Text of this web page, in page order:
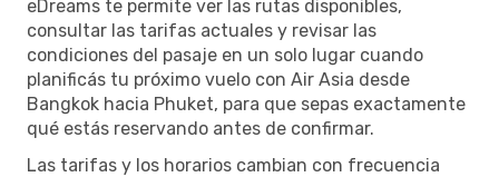
eDreams te permite ver las rutas disponibles,
consultar las tarifas actuales y revisar las
condiciones del pasaje en un solo lugar cuando
planificás tu próximo vuelo con Air Asia desde
Bangkok hacia Phuket, para que sepas exactamente
qué estás reservando antes de confirmar.
Las tarifas y los horarios cambian con frecuencia